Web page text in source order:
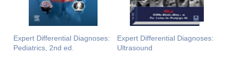
Expert Differential Diagnoses:
Pediatrics, 2nd ed.
Expert Differential Diagnoses:
Ultrasound